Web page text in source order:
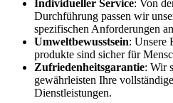
Individueller Service: Von
Durchführung passen wir
spezifischen Anforderungen
Umweltbewusstsein: Unsere
produkte sind sicher für
Zufriedenheitsgarantie: Wir
gewährleisten Ihre
Dienstleistungen.